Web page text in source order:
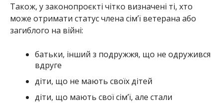
Також, у законопроєкті чітко визначені ті, хто
може отримати статус члена сім’ї ветерана або
загиблого на війні:
батьки, інший з подружжя, що не одружився
вдруге
діти, що не мають своїх дітей
діти, що мають свої сім’ї, але стали